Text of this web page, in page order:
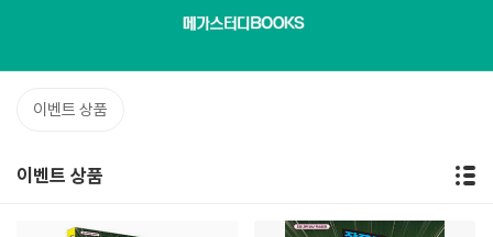
이벤트 상품
이벤트 상품